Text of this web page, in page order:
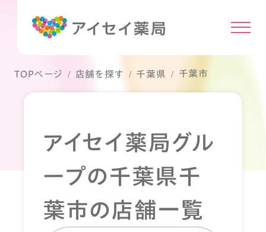
TOPページ 店舗を探す 千葉県 千葉市
アイセイ薬局グル
ープの千葉県千
葉市の店舗一覧